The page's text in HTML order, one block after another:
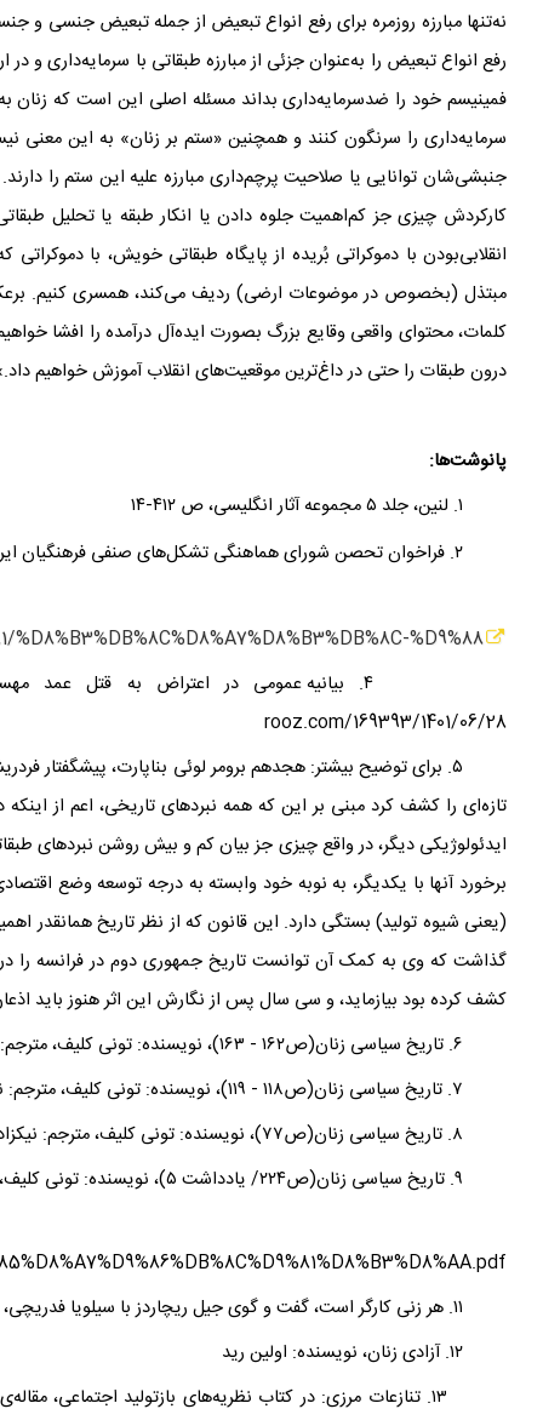
نه‌تنها مبارزه روزمره برای رفع انواع تبعیض از جمله تبعیض جنسی و
رفع انواع تبعیض را به‌عنوان جزئی از مبارزه طبقاتی با سرمایهداری و در
فمینیسم خود را ضدسرمایهداری بداند مسئله اصلی این است که زنان
سرمایهداری را سرنگون کنند و همچنین «ستم بر زنان» به این معنی
جنبشی‌شان توانایی یا صلاحیت پرچم‌داری مبارزه علیه این ستم را
کارکردش چیزی جز کماهمیت جلوه دادن یا انکار طبقه یا تحلیل
انقلابی‌بودن با دموکراتی بُریده از پایگاه طبقاتی خویش، با
مبتذل (بخصوص در موضوعات ارضی) ردیف می‌کند، همسری کنیم.
کلمات، محتوای واقعی وقایع بزرگ بصورت ایدهآل درآمده را افشا
درون طبقات را حتی در داغترین موقعیتهای انقلاب آموزش خواهیم
پانوشت‌ها:
های صنفی فرهنگیان
%D9%88
عمومی در اعتراض به قتل عمد
rooz.com/169393/1401/06/28
۵. برای توضیح بیشتر: هجدهم برومر لوئی بناپارت، پیشگفتار
تازهاى را کشف کرد مبنى بر این که همه نبردهاى تاریخى، اعم از
ایدئولوژیکى دیگر، در واقع چیزى جز بیان کم و بیش روشن نبردهاى
برخورد آنها با یکدیگر، به نوبه خود وابسته به درجه توسعه وضع
(یعنى شیوه تولید) بستگى دارد. این قانون که از نظر تاریخ همانقدر
گذاشت که وىبه کمک آن توانست تاریخ جمهورى دوم در فرانسه را
کشف کرده بود بیازماید، و سى سال پس از نگارش این اثر هنوز باید
های بازتولید اجتماعی، مقاله